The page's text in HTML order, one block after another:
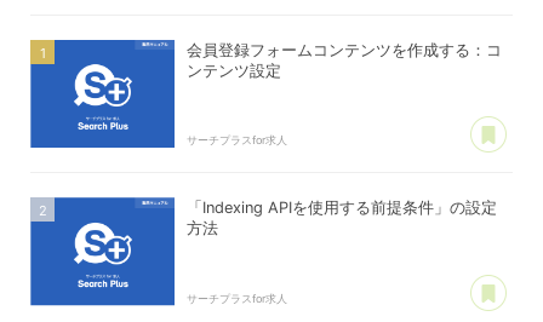
会員登録フォームコンテンツを作成する：コ
ンテンツ設定
サーチプラスfor求人
「Indexing APIを使用する前提条件」の設定
方法
サーチプラスfor求人